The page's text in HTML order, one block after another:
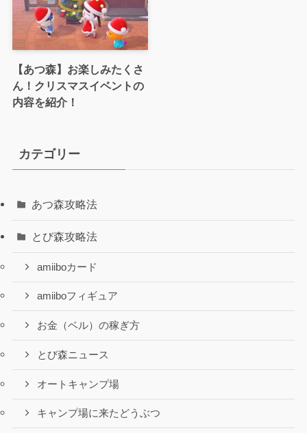
【あつ森】お楽しみたくさ
ん！クリスマスイベントの
内容を紹介！
カテゴリー
あつ森攻略法
とび森攻略法
amiiboカード
amiiboフィギュア
お金（ベル）の稼ぎ方
とび森ニュース
オートキャンプ場
キャンプ場に来たどうぶつ